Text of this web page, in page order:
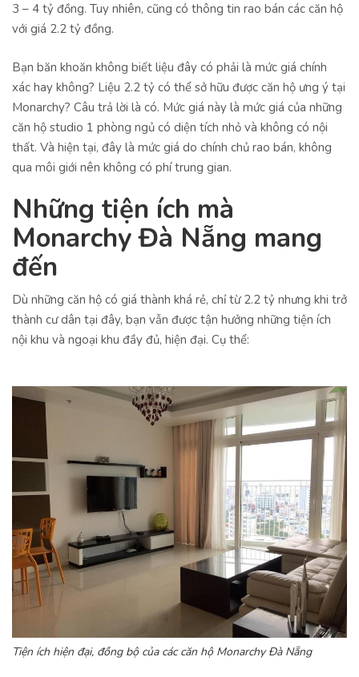
3 – 4 tỷ đồng. Tuy nhiên, cũng có thông tin rao bán các căn hộ
với giá 2.2 tỷ đồng.
Bạn băn khoăn không biết liệu đây có phải là mức giá chính
xác hay không? Liệu 2.2 tỷ có thể sở hữu được căn hộ ưng ý tại
Monarchy? Câu trả lời là có. Mức giá này là mức giá của những
căn hộ studio 1 phòng ngủ có diện tích nhỏ và không có nội
thất. Và hiện tại, đây là mức giá do chính chủ rao bán, không
qua môi giới nên không có phí trung gian.
Những tiện ích mà
Monarchy Đà Nẵng mang
đến
Dù những căn hộ có giá thành khá rẻ, chỉ từ 2.2 tỷ nhưng khi trở
thành cư dân tại đây, bạn vẫn được tận hưởng những tiện ích
nội khu và ngoại khu đầy đủ, hiện đại. Cụ thể:
Tiện ích hiện đại, đồng bộ của các căn hộ Monarchy Đà Nẵng